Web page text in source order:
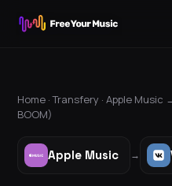
Home ·Transfery · Apple Music
BOOM)
Apple Music →